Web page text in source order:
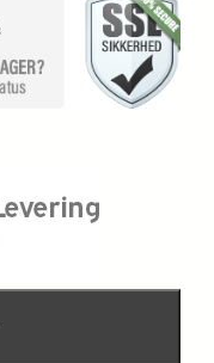
p
i